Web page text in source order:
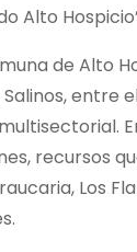
Alto
de Alto
entre
recursos
Los